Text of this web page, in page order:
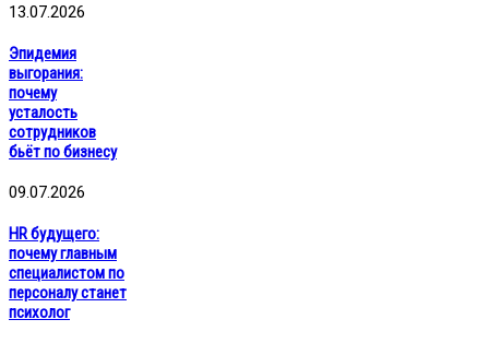
13.07.2026
Эпидемия
выгорания:
почему
усталость
сотрудников
бьёт по бизнесу
09.07.2026
HR будущего:
почему главным
специалистом по
персоналу станет
психолог